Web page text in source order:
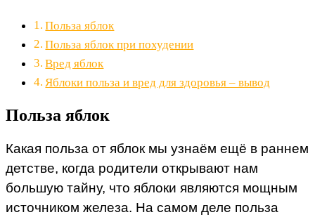
Польза яблок
Польза яблок при похудении
Вред яблок
Яблоки польза и вред для здоровья – вывод
Польза яблок
Какая польза от яблок мы узнаём ещё в раннем
детстве, когда родители открывают нам
большую тайну, что яблоки являются мощным
источником железа. На самом деле польза